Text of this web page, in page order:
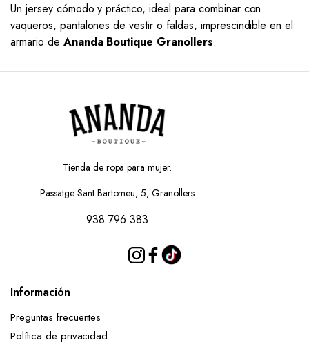
Un jersey cómodo y práctico, ideal para combinar con
vaqueros, pantalones de vestir o faldas, imprescindible en el
armario de Ananda Boutique Granollers.
Tienda de ropa para mujer.
Passatge Sant Bartomeu, 5, Granollers
938 796 383
Información
Preguntas frecuentes
Política de privacidad